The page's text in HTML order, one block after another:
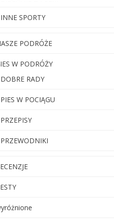
INNE SPORTY
PODRÓŻE
W PODRÓŻY
DOBRE RADY
PIES W POCIĄGU
PRZEPISY
PRZEWODNIKI